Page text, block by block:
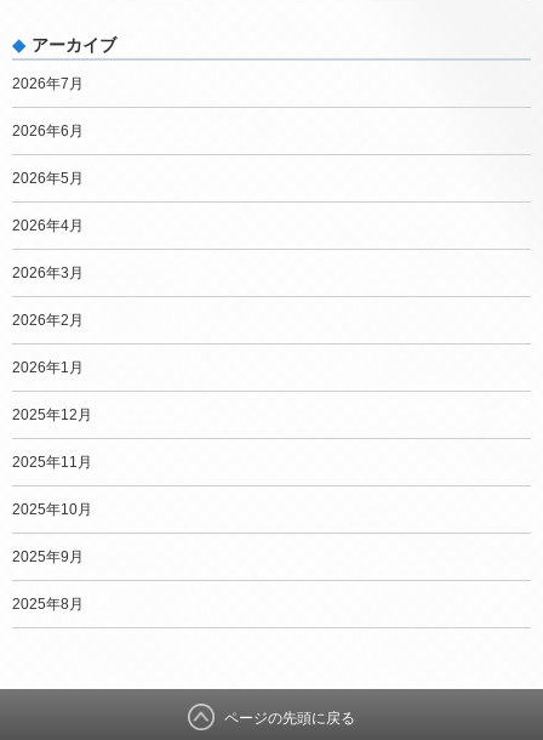
アーカイブ
2026年7月
2026年6月
2026年5月
2026年4月
2026年3月
2026年2月
2026年1月
2025年12月
2025年11月
2025年10月
2025年9月
2025年8月
ページの先頭に戻る